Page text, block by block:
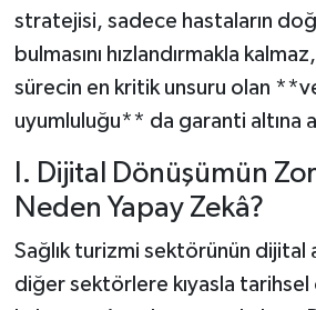
stratejisi, sadece hastaların
bulmasını hızlandırmakla
sürecin en kritik unsuru olan
uyumluluğu** da garanti altına
I. Dijital Dönüşümün
Neden Yapay Zekâ?
Sağlık turizmi sektörünün dijital
diğer sektörlere kıyasla